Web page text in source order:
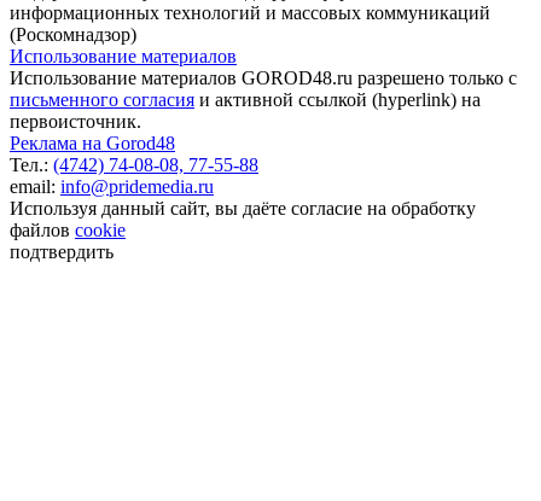
информационных технологий и массовых коммуникаций
(Роскомнадзор)
Использование материалов
Использование материалов GOROD48.ru разрешено только с
письменного согласия и активной ссылкой (hyperlink) на
первоисточник.
Реклама на Gorod48
Тел.: (4742) 74-08-08, 77-55-88
email: info@pridemedia.ru
Используя данный сайт, вы даёте согласие на обработку
файлов cookie
подтвердить